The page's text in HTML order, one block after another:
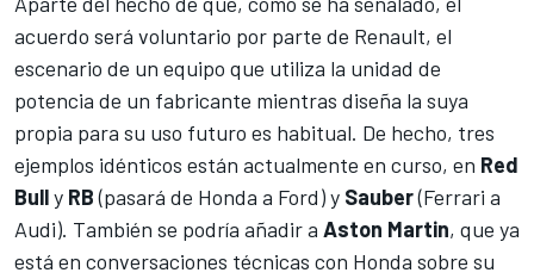
acuerdo será voluntario por parte de Renault, el
escenario de un equipo que utiliza la unidad de
potencia de un fabricante mientras diseña la suya
propia para su uso futuro es habitual. De hecho, tres
ejemplos idénticos están actualmente en curso, en Red
Bully RB(pasará de Honda a Ford) y Sauber(Ferrari a
Audi). También se podría añadir a Aston Martin, que ya
está en conversaciones técnicas con Honda sobre su